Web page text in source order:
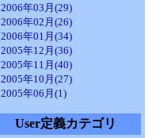
2006年03月(29)
2006年02月(26)
2006年01月(34)
2005年12月(36)
2005年11月(40)
2005年10月(27)
2005年06月(1)
User定義カテゴリ